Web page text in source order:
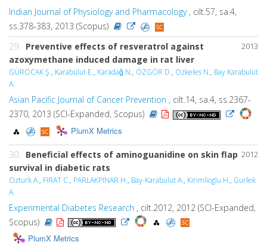
Indian Journal of Physiology and Pharmacology, cilt.57, sa.4,
ss.378-383, 2013 (Scopus)
2013
29.
Preventive effects of resveratrol against
azoxymethane induced damage in rat liver
GÜROCAK Ş., Karabulut E., Karadaǧ N., ÖZGÖR D., Ozkeles N., Bay Karabulut
A.
Asian Pacific Journal of Cancer Prevention , cilt.14, sa.4, ss.2367-
2370, 2013 (SCI-Expanded, Scopus)
PlumX Metrics
2012
30.
Beneficial effects of aminoguanidine on skin flap
survival in diabetic rats
Ozturk A., FIRAT C., PARLAKPINAR H., Bay-Karabulut A., Kirimlioglu H., Gurlek
A.
Experimental Diabetes Research , cilt.2012, 2012 (SCI-Expanded,
Scopus)
PlumX Metrics